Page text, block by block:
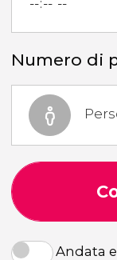
Numero di
Andata